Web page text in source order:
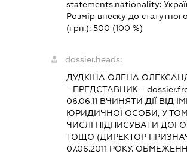
statements.nationality:
Розмір внеску до
(грн.): 500 (100 %)
dossier.heads:
ДУДКІНА ОЛЕНА
- ПРЕДСТАВНИК -
06.06.11 ВЧИНЯТИ ДІЇ ВІД
ЮРИДИЧНОЇ ОСОБИ, У
ЧИСЛІ ПІДПИСУВАТИ
ТОЩО (ДИРЕКТОР
07.06.2011 РОКУ.